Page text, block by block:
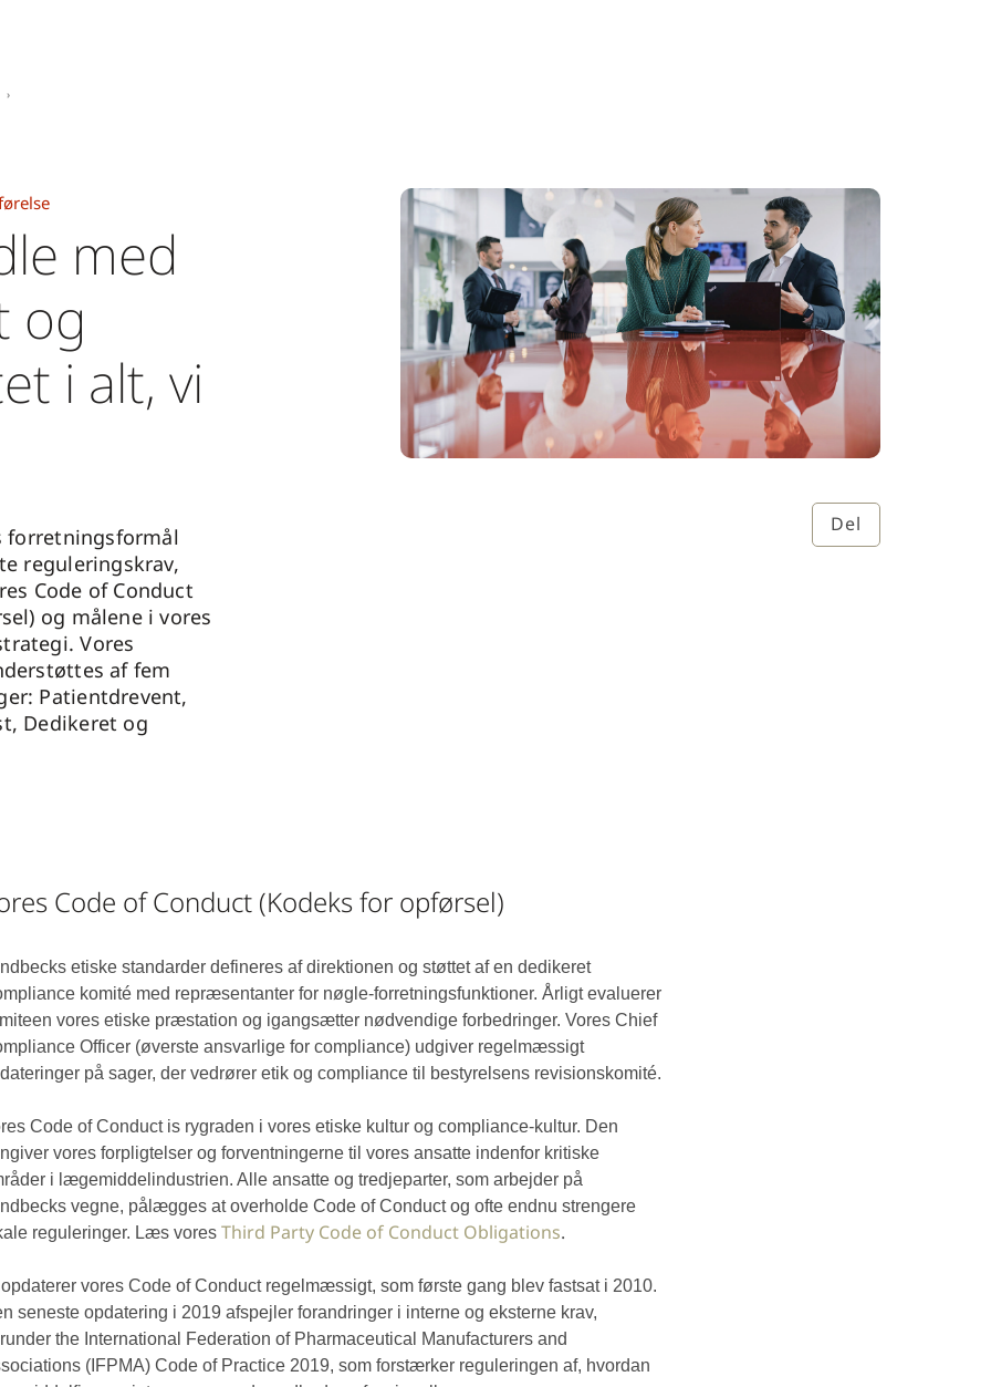
Del
med
og
i alt, vi
forretningsformål
reguleringskrav,
Code of Conduct
og målene i vores
Vores
af fem
Patientdrevent,
Dedikeret og
Code of Conduct (Kodeks for opførsel)
etiske standarder defineres af direktionen og støttet af en dedikeret
komité med repræsentanter for nøgle-forretningsfunktioner. Årligt evaluerer
vores etiske præstation og igangsætter nødvendige forbedringer. Vores Chief
Officer (øverste ansvarlige for compliance) udgiver regelmæssigt
på sager, der vedrører etik og compliance til bestyrelsens revisionskomité.
Code of Conduct is rygraden i vores etiske kultur og compliance-kultur. Den
vores forpligtelser og forventningerne til vores ansatte indenfor kritiske
i lægemiddelindustrien. Alle ansatte og tredjeparter, som arbejder på
vegne, pålægges at overholde Code of Conduct og ofte endnu strengere
reguleringer. Læs vores Third Party Code of Conduct Obligations.
vores Code of Conduct regelmæssigt, som første gang blev fastsat i 2010.
seneste opdatering i 2019 afspejler forandringer i interne og eksterne krav,
the International Federation of Pharmaceutical Manufacturers and
(IFPMA) Code of Practice 2019, som forstærker reguleringen af, hvordan